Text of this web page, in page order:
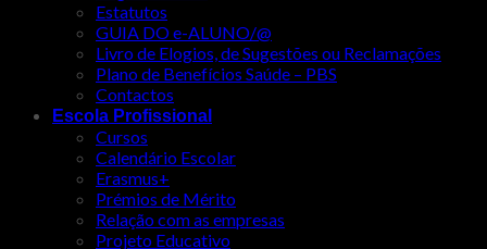
Estatutos
GUIA DO e-ALUNO/@
Livro de Elogios, de Sugestões ou Reclamações
Plano de Benefícios Saúde – PBS
Contactos
Escola Profissional
Cursos
Calendário Escolar
Erasmus+
Prémios de Mérito
Relação com as empresas
Projeto Educativo